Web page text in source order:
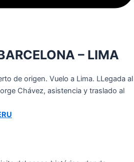
– LIMA
de origen. Vuelo a Lima. LLegada al
Chávez, asistencia y traslado al